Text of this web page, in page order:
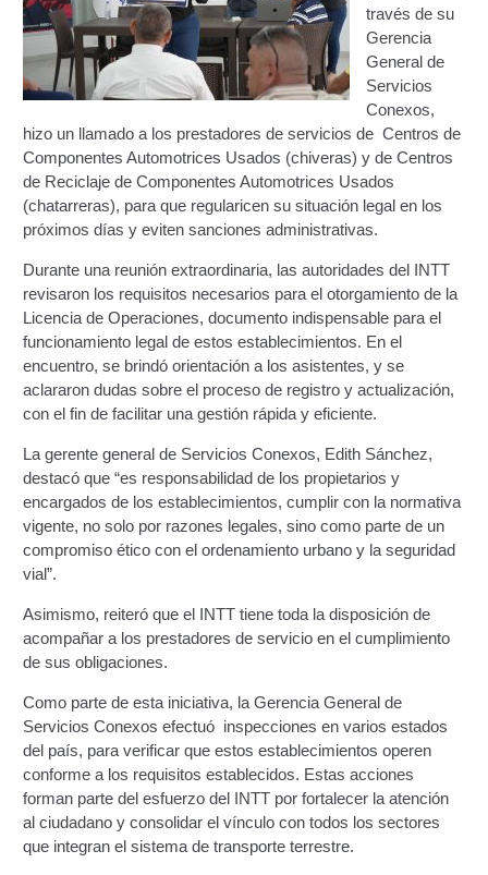
Certificación de Datos para Efectos Consulares con
Apostilla Electrónica – Servicio Frecuente
Certificación Provisional de Prestación del Servicio de
Transporte Público de Personas Modalidad Periférico
(RUTAS SUBURBANA O INTERURBANAS) – Servicio
Frecuente
Consultas Privadas
Educación Vial
Escuelas del Transporte e Instructores de Manejo
Estacionamientos registrados ante el INTT
Estructura Organizativa del INTT
Homologación
Autorización de Circulación Para Unidades Que
Transportan Mercancía De Alto Riesgo.
Constancia De Cumplimiento Sobre Homologación
Para Vehículos Importados.
y ubicación Número de Identificación vehicular (NIV).
Homologación de Prototipo Vehicular.
Homologación Vehícular Por Reformas de
Importancia o Cambio de Características (Aplica para
través de su
Gerencia
General de
Servicios
Conexos,
hizo un llamado a los prestadores de servicios de Centros de
Componentes Automotrices Usados (chiveras) y de Centros
de Reciclaje de Componentes Automotrices Usados
(chatarreras), para que regularicen su situación legal en los
próximos días y eviten sanciones administrativas.
Durante una reunión extraordinaria, las autoridades del INTT
revisaron los requisitos necesarios para el otorgamiento de la
Licencia de Operaciones, documento indispensable para el
funcionamiento legal de estos establecimientos. En el
encuentro, se brindó orientación a los asistentes, y se
aclararon dudas sobre el proceso de registro y actualización,
con el fin de facilitar una gestión rápida y eficiente.
La gerente general de Servicios Conexos, Edith Sánchez,
destacó que “es responsabilidad de los propietarios y
encargados de los establecimientos, cumplir con la normativa
vigente, no solo por razones legales, sino como parte de un
compromiso ético con el ordenamiento urbano y la seguridad
vial”.
Asimismo, reiteró que el INTT tiene toda la disposición de
acompañar a los prestadores de servicio en el cumplimiento
de sus obligaciones.
Como parte de esta iniciativa, la Gerencia General de
Servicios Conexos efectuó inspecciones en varios estados
del país, para verificar que estos establecimientos operen
conforme a los requisitos establecidos. Estas acciones
forman parte del esfuerzo del INTT por fortalecer la atención
al ciudadano y consolidar el vínculo con todos los sectores
que integran el sistema de transporte terrestre.